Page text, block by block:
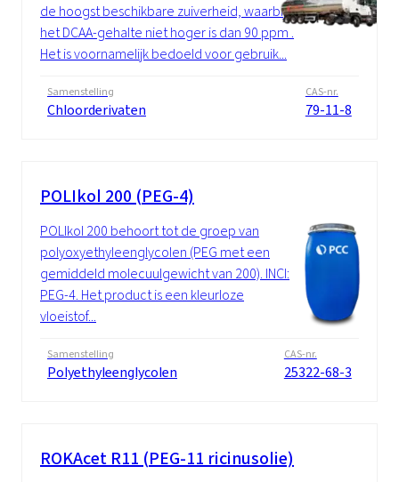
de hoogst beschikbare zuiverheid, waarbij
het DCAA-gehalte niet hoger is dan 90 ppm .
Het is voornamelijk bedoeld voor gebruik...
Samenstelling
Chloorderivaten
CAS-nr.
79-11-8
POLIkol 200 (PEG-4)
POLIkol 200 behoort tot de groep van
polyoxyethyleenglycolen (PEG met een
gemiddeld molecuulgewicht van 200). INCI:
PEG-4. Het product is een kleurloze
vloeistof...
Samenstelling
Polyethyleenglycolen
CAS-nr.
25322-68-3
ROKAcet R11 (PEG-11 ricinusolie)